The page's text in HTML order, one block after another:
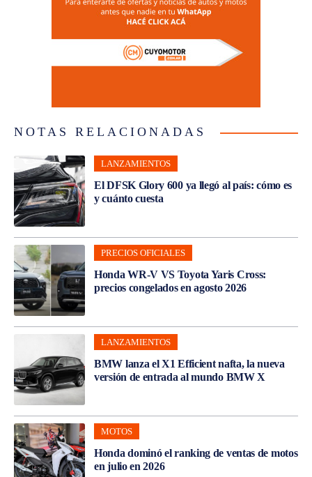
NOTAS RELACIONADAS
LANZAMIENTOS
El DFSK Glory 600 ya llegó al país: cómo es
y cuánto cuesta
PRECIOS OFICIALES
Honda WR-V VS Toyota Yaris Cross:
precios congelados en agosto 2026
LANZAMIENTOS
BMW lanza el X1 Efficient nafta, la nueva
versión de entrada al mundo BMW X
MOTOS
Honda dominó el ranking de ventas de motos
en julio en 2026